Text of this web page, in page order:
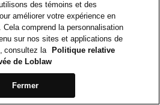
des témoins et des
améliorer votre expérience en
comprend la personnalisation
sur nos sites et applications de
consultez la
Politique relative
de Loblaw
Fermer